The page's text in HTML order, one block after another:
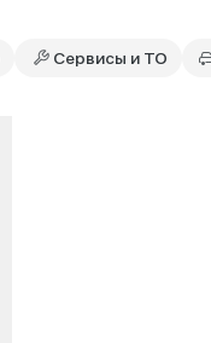
Сервисы и ТО